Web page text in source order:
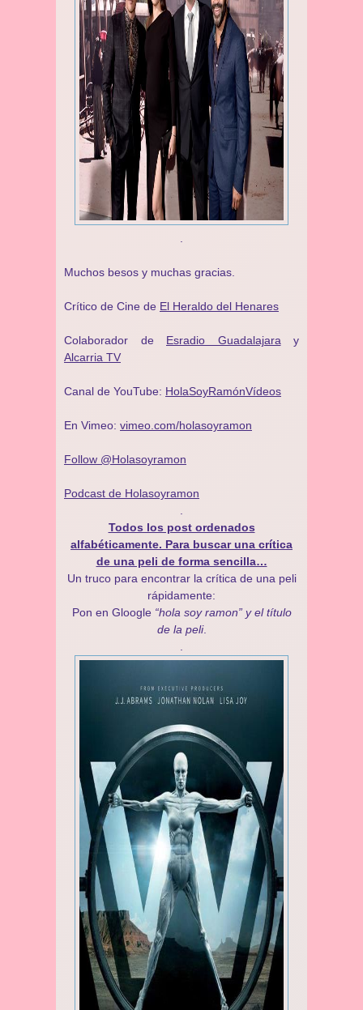
Muchos besos y muchas gracias.
Crítico de Cine de El Heraldo del Henares
Colaborador de Esradio Guadalajara y
Alcarria TV
Canal de YouTube: HolaSoyRamónVídeos
En Vimeo: vimeo.com/holasoyramon
Follow @Holasoyramon
Podcast de Holasoyramon
Todos los post ordenados
alfabéticamente. Para buscar una crítica
de una peli de forma sencilla…
Un truco para encontrar la crítica de una peli
rápidamente:
Pon en Gloogle “hola soy ramon” y el título
de la peli.